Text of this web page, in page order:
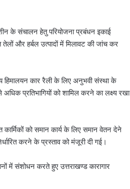
के संचालन हेतु परियोजना प्रबंधन इकाई
और हर्बल उत्पादों में मिलावट की जांच कर
हिमालयन कार रैली के लिए अनुभवी संस्था के
प्रतिभागियों को शामिल करने का लक्ष्य रखा
को समान कार्य के लिए समान वेतन देने
करने के प्रस्ताव को मंजूरी दी गई।
में संशोधन करते हुए उत्तराखण्ड कारागार